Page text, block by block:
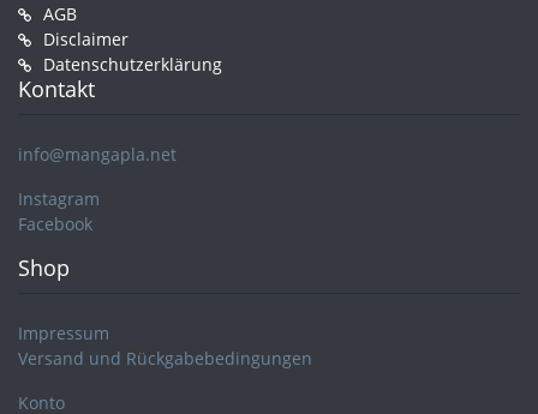
AGB
Disclaimer
Datenschutzerklärung
Kontakt
info@mangapla.net
Instagram
Facebook
Shop
Impressum
Versand und Rückgabebedingungen
Konto